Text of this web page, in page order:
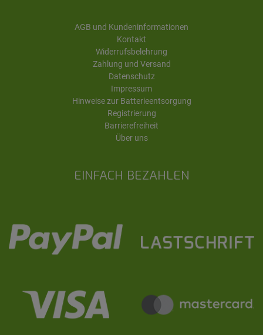
EINFACH BEZAHLEN
AGB und Kundeninformationen
Kontakt
Widerrufsbelehrung
Zahlung und Versand
Datenschutz
Impressum
Hinweise zur Batterieentsorgung
Registrierung
Barrierefreiheit
Über uns